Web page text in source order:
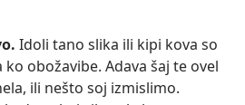
. Idoli tano slika ili kipi kova so
obožavibe. Adava šaj te ovel
ili nešto soj izmislimo.